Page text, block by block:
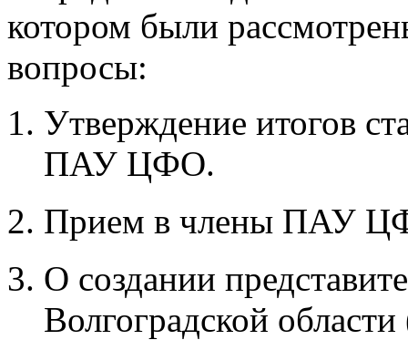
котором были
вопросы:
Утверждение итогов
ПАУ ЦФО.
Прием в члены ПАУ
О создании
Волгоградской